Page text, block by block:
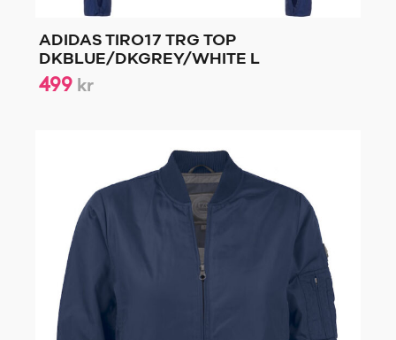
ADIDAS TIRO17 TRG TOP
DKBLUE/DKGREY/WHITE L
499 kr